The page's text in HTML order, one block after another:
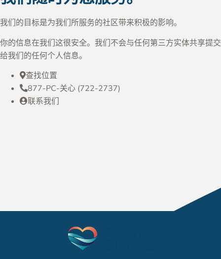
我们的目标是为我们所服务的社区带来积极的影响。
你的信息在我们这很安全。我们不会与任何第三方实体共享提交
给我们的任何个人信息。
查找位置
877-PC-关心 (722-2737)
联系我们